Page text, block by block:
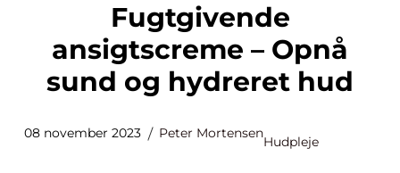
Fugtgivende
ansigtscreme – Opnå
sund og hydreret hud
08 november 2023 Peter Mortensen
Hudpleje